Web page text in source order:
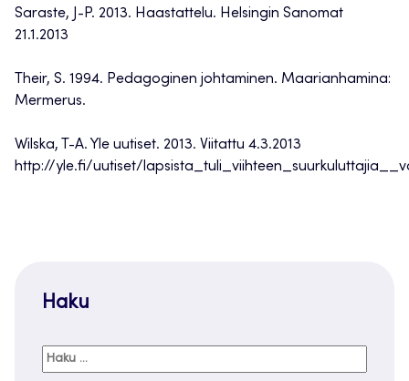
Saraste, J-P. 2013. Haastattelu. Helsingin Sanomat
21.1.2013
Their, S. 1994. Pedagoginen johtaminen. Maarianhamina:
Mermerus.
Wilska, T-A. Yle uutiset. 2013. Viitattu 4.3.2013
http://yle.fi/uutiset/
Haku
Haku: